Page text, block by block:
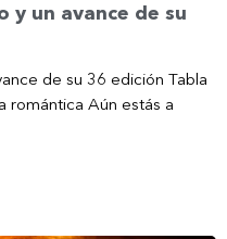
y un avance de su
de su 36 edición Tabla
romántica Aún estás a